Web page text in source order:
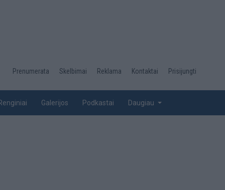
Desktop
top
Prenumerata Skelbimai Reklama Kontaktai Prisijungti
Galerijos Podkastai Daugiau